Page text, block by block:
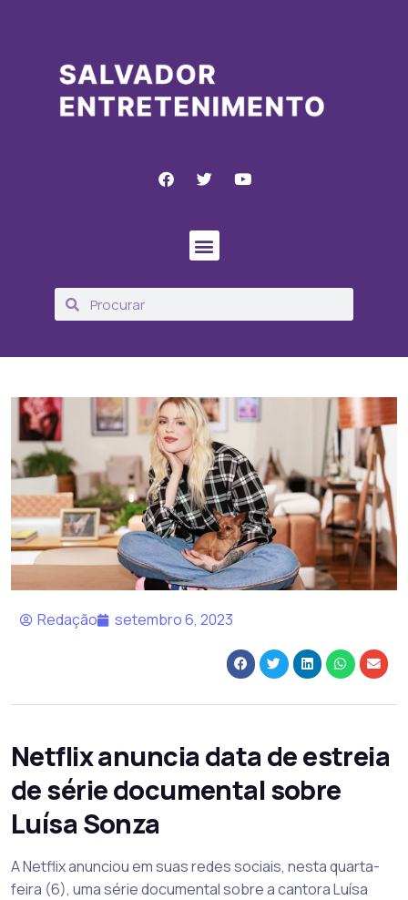
Redação setembro 6, 2023
Netflix anuncia data de estreia
de série documental sobre
Luísa Sonza
A Netflix anunciou em suas redes sociais, nesta quarta-
feira (6), uma série documental sobre a cantora Luísa